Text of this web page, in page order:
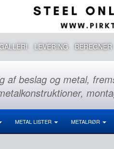
LEVERING BEREGNER
af beslag og metal,
METAL LISTER METALRØR